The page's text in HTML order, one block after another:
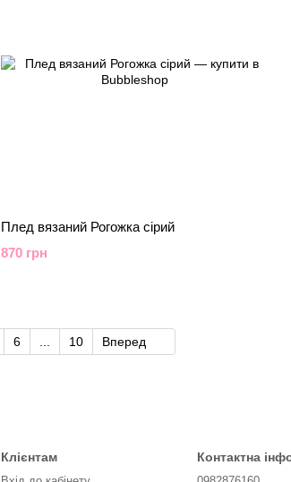
Плед вязаний Рогожка сірий
870 грн
6 10 Вперед
Клієнтам Контактна